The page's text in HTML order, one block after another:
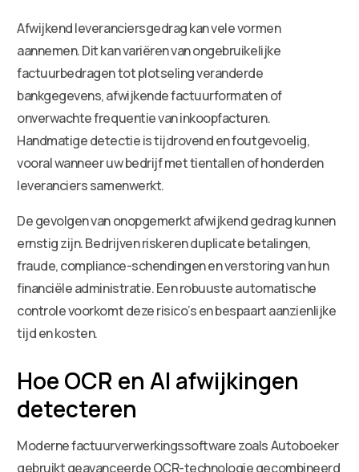
Afwijkend leveranciersgedrag kan vele vormen
aannemen. Dit kan variëren van ongebruikelijke
factuurbedragen tot plotseling veranderde
bankgegevens, afwijkende factuurformaten of
onverwachte frequentie van inkoopfacturen.
Handmatige detectie is tijdrovend en foutgevoelig,
vooral wanneer uw bedrijf met tientallen of honderden
leveranciers samenwerkt.
De gevolgen van onopgemerkt afwijkend gedrag kunnen
ernstig zijn. Bedrijven riskeren duplicate betalingen,
fraude, compliance-schendingen en verstoring van hun
financiële administratie. Een robuuste automatische
controle voorkomt deze risico’s en bespaart aanzienlijke
tijd en kosten.
Hoe OCR en AI afwijkingen
detecteren
Moderne factuurverwerkingssoftware zoals Autoboeker
gebruikt geavanceerde OCR-technologie gecombineerd